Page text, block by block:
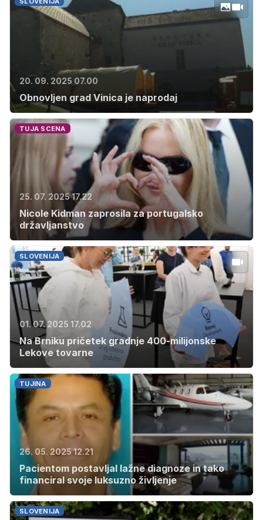
20. 09. 2025 07.00
Obnovljen grad Vinica je naprodaj
TUJA SCENA
25. 07. 2025 17.22
Nicole Kidman zaprosila za portugalsko
državljanstvo
SLOVENIJA
01. 07. 2025 17.02
Na Brniku pričetek gradnje 400-milijonske
Lekove tovarne
TUJINA
26. 05. 2025 12.21
Pacientom postavljal lažne diagnoze in tako
financiral svoje luksuzno življenje
SLOVENIJA